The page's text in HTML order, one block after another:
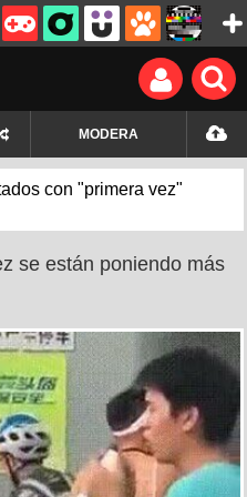
MODERA
con "primera vez"
se están poniendo más